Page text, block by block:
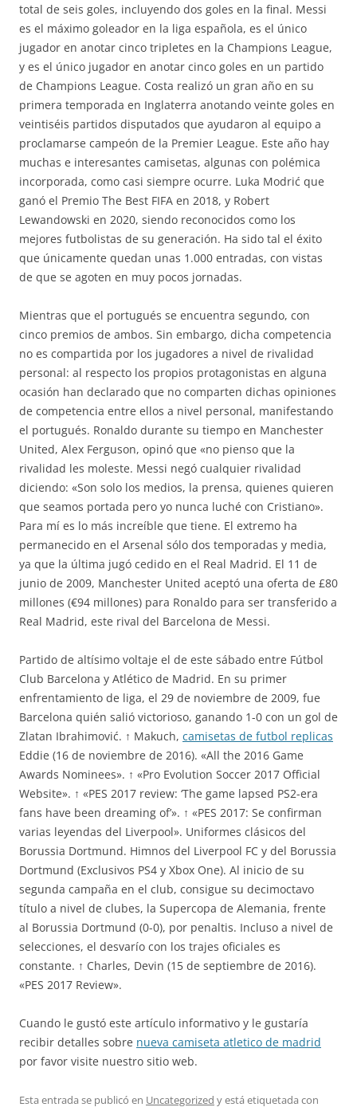
total de seis goles, incluyendo dos goles en la final. Messi
es el máximo goleador en la liga española, es el único
jugador en anotar cinco tripletes en la Champions League,
y es el único jugador en anotar cinco goles en un partido
de Champions League. Costa realizó un gran año en su
primera temporada en Inglaterra anotando veinte goles en
veintiséis partidos disputados que ayudaron al equipo a
proclamarse campeón de la Premier League. Este año hay
muchas e interesantes camisetas, algunas con polémica
incorporada, como casi siempre ocurre. Luka Modrić que
ganó el Premio The Best FIFA en 2018, y Robert
Lewandowski en 2020, siendo reconocidos como los
mejores futbolistas de su generación. Ha sido tal el éxito
que únicamente quedan unas 1.000 entradas, con vistas
de que se agoten en muy pocos jornadas.
Mientras que el portugués se encuentra segundo, con
cinco premios de ambos. Sin embargo, dicha competencia
no es compartida por los jugadores a nivel de rivalidad
personal: al respecto los propios protagonistas en alguna
ocasión han declarado que no comparten dichas opiniones
de competencia entre ellos a nivel personal, manifestando
el portugués. Ronaldo durante su tiempo en Manchester
United, Alex Ferguson, opinó que «no pienso que la
rivalidad les moleste. Messi negó cualquier rivalidad
diciendo: «Son solo los medios, la prensa, quienes quieren
que seamos portada pero yo nunca luché con Cristiano».
Para mí es lo más increíble que tiene. El extremo ha
permanecido en el Arsenal sólo dos temporadas y media,
ya que la última jugó cedido en el Real Madrid. El 11 de
junio de 2009, Manchester United aceptó una oferta de £80
millones (€94 millones) para Ronaldo para ser transferido a
Real Madrid, este rival del Barcelona de Messi.
Partido de altísimo voltaje el de este sábado entre Fútbol
Club Barcelona y Atlético de Madrid. En su primer
enfrentamiento de liga, el 29 de noviembre de 2009, fue
Barcelona quién salió victorioso, ganando 1-0 con un gol de
Zlatan Ibrahimović. ↑ Makuch, camisetas de futbol replicas
Eddie (16 de noviembre de 2016). «All the 2016 Game
Awards Nominees». ↑ «Pro Evolution Soccer 2017 Official
Website». ↑ «PES 2017 review: ‘The game lapsed PS2-era
fans have been dreaming of’». ↑ «PES 2017: Se confirman
varias leyendas del Liverpool». Uniformes clásicos del
Borussia Dortmund. Himnos del Liverpool FC y del Borussia
Dortmund (Exclusivos PS4 y Xbox One). Al inicio de su
segunda campaña en el club, consigue su decimoctavo
título a nivel de clubes, la Supercopa de Alemania, frente
al Borussia Dortmund (0-0), por penaltis. Incluso a nivel de
selecciones, el desvarío con los trajes oficiales es
constante. ↑ Charles, Devin (15 de septiembre de 2016).
«PES 2017 Review».
Cuando le gustó este artículo informativo y le gustaría
recibir detalles sobre nueva camiseta atletico de madrid
por favor visite nuestro sitio web.
Esta entrada se publicó en Uncategorized y está etiquetada con